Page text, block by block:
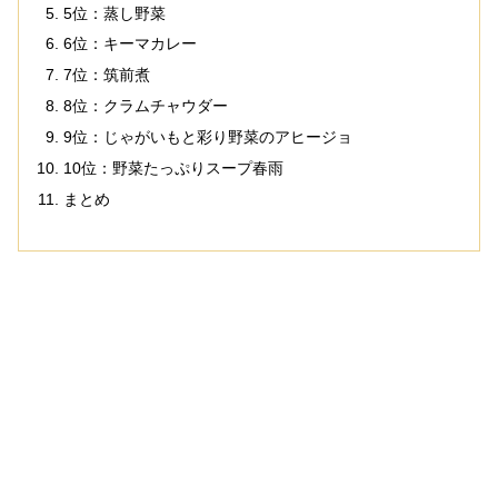
5位：蒸し野菜
6位：キーマカレー
7位：筑前煮
8位：クラムチャウダー
9位：じゃがいもと彩り野菜のアヒージョ
10位：野菜たっぷりスープ春雨
まとめ